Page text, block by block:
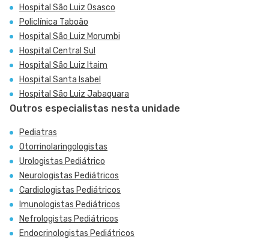
Hospital São Luiz Osasco
Policlínica Taboão
Hospital São Luiz Morumbi
Hospital Central Sul
Hospital São Luiz Itaim
Hospital Santa Isabel
Hospital São Luiz Jabaquara
Outros especialistas nesta unidade
Pediatras
Otorrinolaringologistas
Urologistas Pediátrico
Neurologistas Pediátricos
Cardiologistas Pediátricos
Imunologistas Pediátricos
Nefrologistas Pediátricos
Endocrinologistas Pediátricos